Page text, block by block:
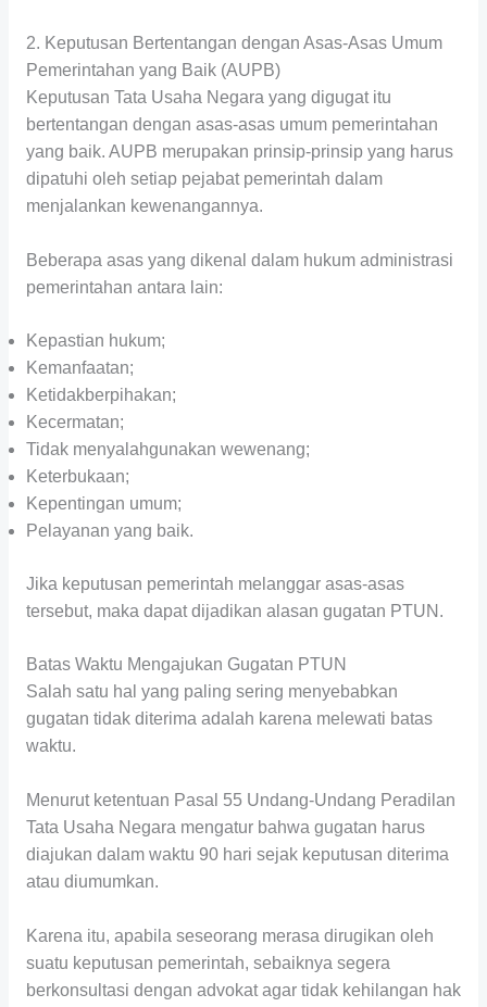
2. Keputusan Bertentangan dengan Asas-Asas Umum
Pemerintahan yang Baik (AUPB)
Keputusan Tata Usaha Negara yang digugat itu
bertentangan dengan asas-asas umum pemerintahan
yang baik. AUPB merupakan prinsip-prinsip yang harus
dipatuhi oleh setiap pejabat pemerintah dalam
menjalankan kewenangannya.
Beberapa asas yang dikenal dalam hukum administrasi
pemerintahan antara lain:
Kepastian hukum;
Kemanfaatan;
Ketidakberpihakan;
Kecermatan;
Tidak menyalahgunakan wewenang;
Keterbukaan;
Kepentingan umum;
Pelayanan yang baik.
Jika keputusan pemerintah melanggar asas-asas
tersebut, maka dapat dijadikan alasan gugatan PTUN.
Batas Waktu Mengajukan Gugatan PTUN
Salah satu hal yang paling sering menyebabkan
gugatan tidak diterima adalah karena melewati batas
waktu.
Menurut ketentuan Pasal 55 Undang-Undang Peradilan
Tata Usaha Negara mengatur bahwa gugatan harus
diajukan dalam waktu 90 hari sejak keputusan diterima
atau diumumkan.
Karena itu, apabila seseorang merasa dirugikan oleh
suatu keputusan pemerintah, sebaiknya segera
berkonsultasi dengan advokat agar tidak kehilangan hak